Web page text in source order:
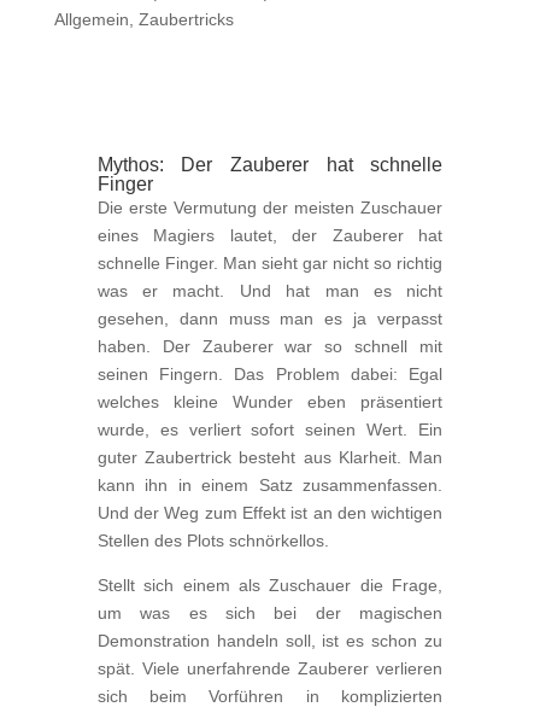
Allgemein Zaubertricks
Mythos: Der Zauberer hat schnelle
Finger
Die erste Vermutung der meisten Zuschauer
eines Magiers lautet, der Zauberer hat
schnelle Finger. Man sieht gar nicht so richtig
was er macht. Und hat man es nicht
gesehen, dann muss man es ja verpasst
haben. Der Zauberer war so schnell mit
seinen Fingern. Das Problem dabei: Egal
welches kleine Wunder eben präsentiert
wurde, es verliert sofort seinen Wert. Ein
guter Zaubertrick besteht aus Klarheit. Man
kann ihn in einem Satz zusammenfassen.
Und der Weg zum Effekt ist an den wichtigen
Stellen des Plots schnörkellos.
Stellt sich einem als Zuschauer die Frage,
um was es sich bei der magischen
Demonstration handeln soll, ist es schon zu
spät. Viele unerfahrende Zauberer verlieren
sich beim Vorführen in komplizierten